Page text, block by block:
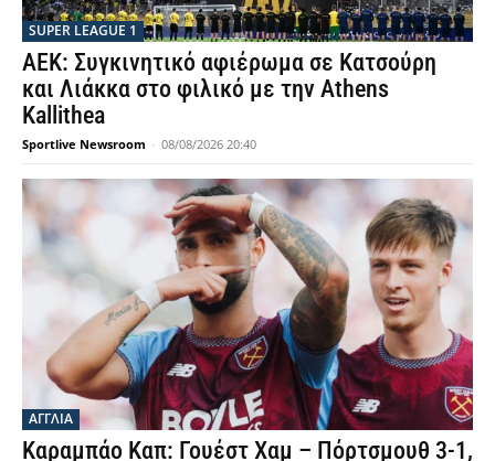
SUPER LEAGUE 1
ΑΕΚ: Συγκινητικό αφιέρωμα σε Κατσούρη
και Λιάκκα στο φιλικό με την Athens
Kallithea
Sportlive Newsroom - 08/08/2026 20:40
ΑΓΓΛΙΑ
Καραμπάο Καπ: Γουέστ Χαμ – Πόρτσμουθ 3-1,